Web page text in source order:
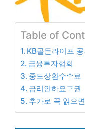
Table of
KB골든라이프
금융투자협회
중도상환수수료
금리인하요구권
추가로 꼭 읽으